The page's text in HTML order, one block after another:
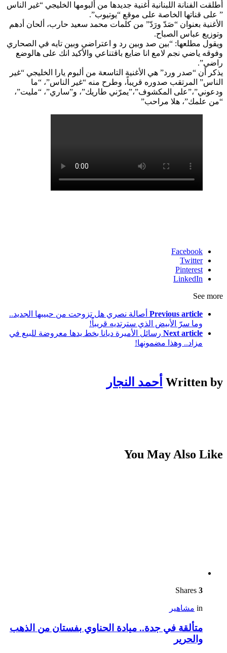
أطلقت الفنانة اللبنانية أغنية جديدها من ألبومها الخليجي “​غير الناس​
” على قناتها الخاصة على موقع “يوتيوب”.
الأغنية بعنوان “صَدّ ورَدّ” من كلمات محمد سعيد حارب، ألحان أدهم
وتوزيع عباس الصباح.
ويقول مطلعها: “بين صد وبين رد و اعتراضي وبين تايه في الصحاري
وفوقه ياضي نجم لامع انا ضايع باقتناعي والأكيد انك على هالوضع
راضي”.
يذكر أن “صدر ورد” هي الأغنية التاسعة من ألبوم ​يارا​ الخليجي “​غير
الناس​” المرتقب صدوره قريباً، وطرح منه “غير الناس”، “ما
ودعوني”،”على المكشوف”،”يمرّني طاريك”، و”ساري”، “مليت”،
“من علمك”، هلا مراحب”
Facebook
Twitter
Pinterest
LinkedIn
See more
Previous article أصالة نصري هل تزوجت من حبيبها الجديد..
وما سرّ الأبيض الذي سترتديه قريباً!
Next article رسائل الأميرة ديانا بخط يدها معروضة للبيع في
مزاد.. وهذا مضمونها!
Written by أحمد النجار
You May Also Like
3
in مشاهير
متألقة في جدة.. ميادة الحناوي بفستان من الذهب
والحرير